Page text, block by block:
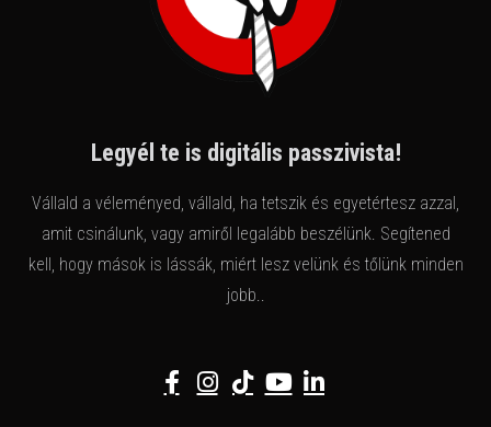
Legyél te is digitális passzivista!
Vállald a véleményed, vállald, ha tetszik és egyetértesz azzal,
amit csinálunk, vagy amiről legalább beszélünk. Segítened
kell, hogy mások is lássák, miért lesz velünk és tőlünk minden
jobb..